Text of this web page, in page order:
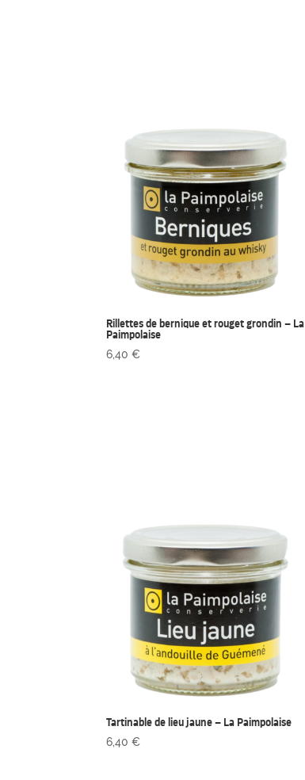
Rillettes de bernique et rouget grondin – La
Paimpolaise
6,40€
Tartinable de lieu jaune – La Paimpolaise
6,40€